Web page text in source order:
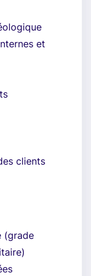
et
clients
(grade